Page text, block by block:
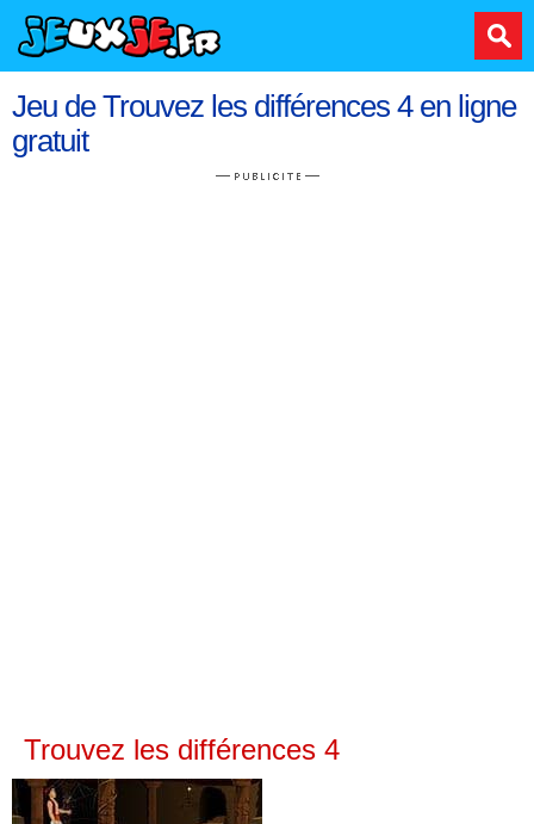
Jeu de Trouvez les différences 4 en ligne
gratuit
Trouvez les différences 4